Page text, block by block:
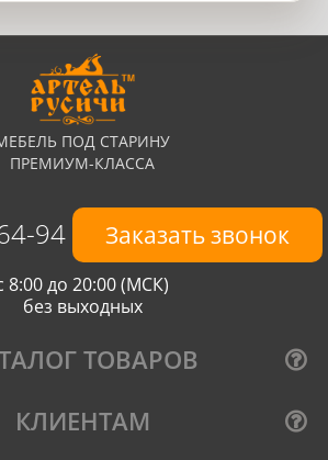
ПОД СТАРИНУ
ПРЕМИУМ-КЛАССА
94 Заказать звонок
8:00 до 20:00 (МСК)
без выходных
ТОВАРОВ
КЛИЕНТАМ